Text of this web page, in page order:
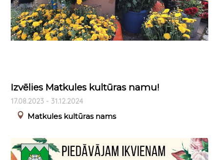
Izvēlies Matkules kultūras namu!
17.08.2023 - 31.12.2024
Matkules kultūras nams